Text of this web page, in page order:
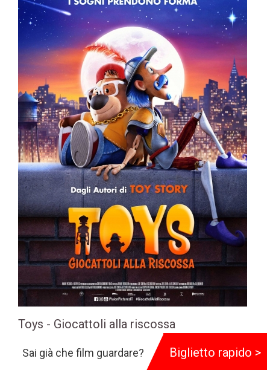
Toys - Giocattoli alla riscossa
Sai già che film guardare? Biglietto rapido >